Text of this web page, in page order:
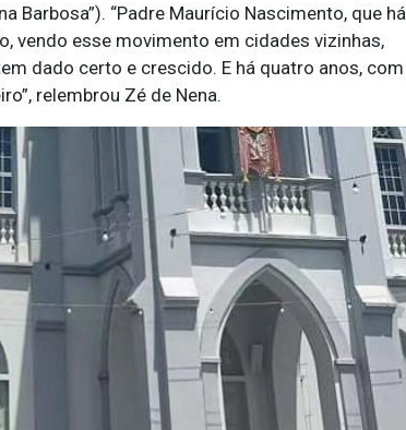
Barbosa”). “Padre Maurício Nascimento, que há
vendo esse movimento em cidades vizinhas,
dado certo e crescido. E há quatro anos, com
relembrou Zé de Nena.